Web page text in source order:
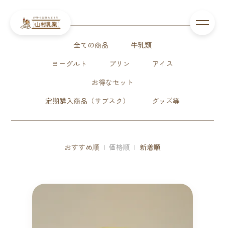
全ての商品
牛乳類
ヨーグルト
プリン
アイス
お得なセット
定期購入商品（サブスク）
グッズ等
おすすめ順 | 価格順 | 新着順